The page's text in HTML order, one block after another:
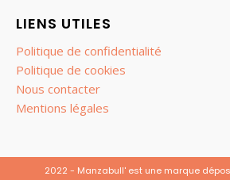
LIENS UTILES
Politique de confidentialité
Politique de cookies
Nous contacter
Mentions légales
2022 - Manzabull' est une marque